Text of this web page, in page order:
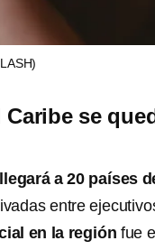
Caribe se
a 20 países
entre
en la región fue